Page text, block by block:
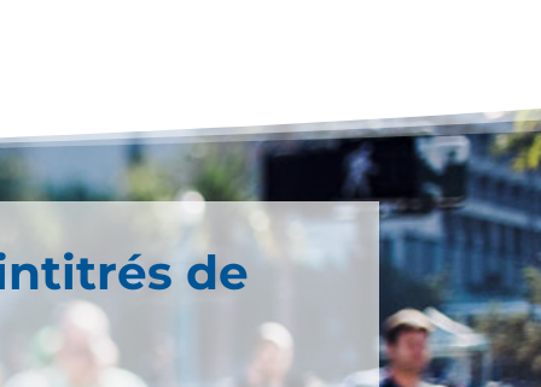
de